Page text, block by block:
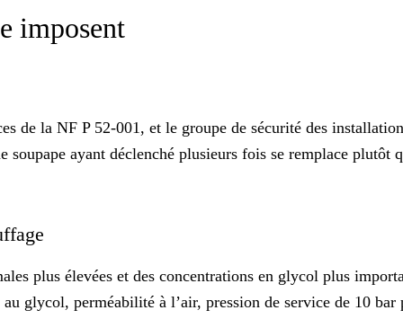
imposent
de la NF P 52-001, et le groupe de sécurité des
ayant déclenché plusieurs fois se remplace plutôt
plus élevées et des concentrations en glycol plus
glycol, perméabilité à l’air, pression de service de 10